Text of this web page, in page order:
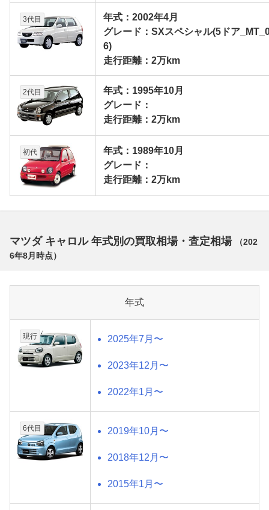
3代目
年式：2002年4月
グレード：SXスペシャル(5ドア
6)
走行距離：2万km
2代目
年式：1995年10月
グレード：
走行距離：2万km
初代
年式：1989年10月
グレード：
走行距離：2万km
マツダ キャロル 年式別の買取相場・査定相場 （202
6年8月 時点）
年式
現行 2025年7月〜
2023年12月〜
2022年1月〜
6代目 2019年10月〜
2018年12月〜
2015年1月〜